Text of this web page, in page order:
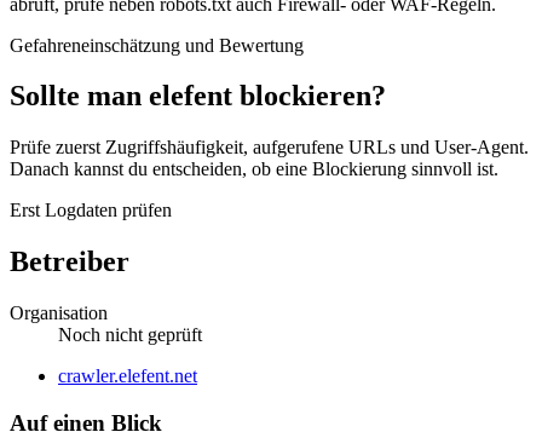
Gefahreneinschätzung und Bewertung
Sollte man elefent blockieren?
Prüfe zuerst Zugriffshäufigkeit, aufgerufene URLs und User-Agent.
Danach kannst du entscheiden, ob eine Blockierung sinnvoll ist.
Erst Logdaten prüfen
Betreiber
Organisation
Noch nicht geprüft
Website
crawler.elefent.net
Auf einen Blick